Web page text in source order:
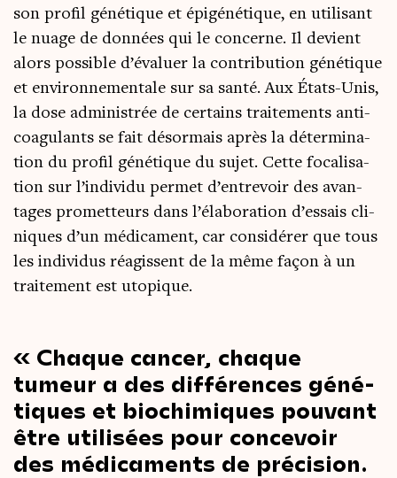
son pro­fil géné­tique et épi­gé­né­tique, en uti­li­sant
le nuage de don­nées qui le concerne. Il devient
alors pos­sible d’évaluer la contri­bu­tion géné­tique
et envi­ron­ne­men­tale sur sa san­té. Aux États-Unis,
la dose admi­nis­trée de cer­tains trai­te­ments anti­
coa­gu­lants se fait désor­mais après la déter­mi­na­
tion du pro­fil géné­tique du sujet. Cette foca­li­sa­
tion sur l’individu per­met d’entrevoir des avan­
tages pro­met­teurs dans l’élaboration d’essais cli­
niques d’un médi­ca­ment, car consi­dé­rer que tous
les indi­vi­dus réagissent de la même façon à un
trai­te­ment est utopique.
Chaque can­cer, chaque
tumeur a des dif­fé­rences géné­
tiques et bio­chi­miques pou­vant
être uti­li­sées pour conce­voir
des médi­ca­ments de précision.